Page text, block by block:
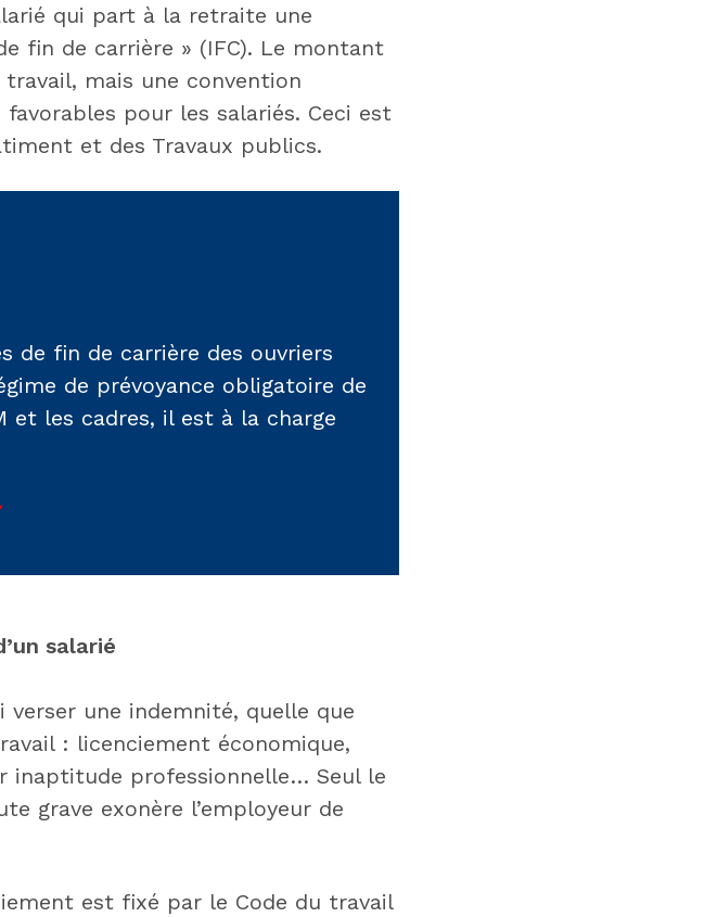
qui part à la retraite une
fin de carrière » (IFC). Le montant
mais une convention
pour les salariés. Ceci est
et des Travaux publics.
de fin de carrière des ouvriers
de prévoyance obligatoire de
et les cadres, il est à la charge
salarié
une indemnité, quelle que
: licenciement économique,
inaptitude professionnelle… Seul le
grave exonère l’employeur de
est fixé par le Code du travail